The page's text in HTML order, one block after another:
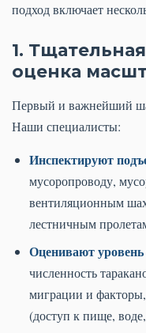
подход включает
1.
оценка
Первый и важнейший
Наши специалисты:
Инспектируют
мусоропроводу,
вентиляционным
лестничным
Оценивают
численность
миграции и
(доступ к пище,